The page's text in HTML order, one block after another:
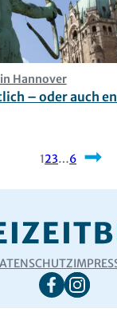
Hannover
– oder auch
123…6Nächste